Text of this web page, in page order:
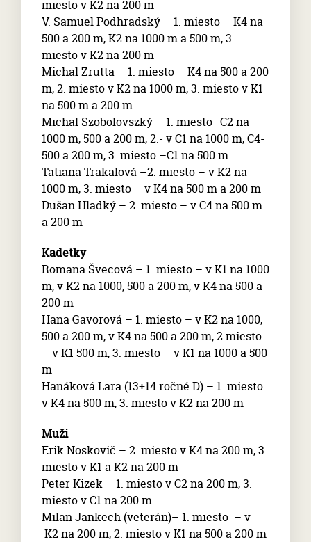
miesto v K2 na 200 m
V. Samuel Podhradský – 1. miesto – K4 na
500 a 200 m, K2 na 1000 m a 500 m, 3.
miesto v K2 na 200 m
Michal Zrutta – 1. miesto – K4 na 500 a 200
m, 2. miesto v K2 na 1000 m, 3. miesto v K1
na 500 m a 200 m
Michal Szobolovszký – 1. miesto–C2 na
1000 m, 500 a 200 m, 2.- v C1 na 1000 m, C4-
500 a 200 m, 3. miesto –C1 na 500 m
Tatiana Trakalová –2. miesto – v K2 na
1000 m, 3. miesto – v K4 na 500 m a 200 m
Dušan Hladký – 2. miesto – v C4 na 500 m
a 200 m
Kadetky
Romana Švecová – 1. miesto – v K1 na 1000
m, v K2 na 1000, 500 a 200 m, v K4 na 500 a
200 m
Hana Gavorová – 1. miesto – v K2 na 1000,
500 a 200 m, v K4 na 500 a 200 m, 2.miesto
– v K1 500 m, 3. miesto – v K1 na 1000 a 500
m
Hanáková Lara (13+14 ročné D) – 1. miesto
v K4 na 500 m, 3. miesto v K2 na 200 m
Muži
Erik Noskovič – 2. miesto v K4 na 200 m, 3.
miesto v K1 a K2 na 200 m
Peter Kizek – 1. miesto v C2 na 200 m, 3.
miesto v C1 na 200 m
Milan Jankech (veterán)– 1. miesto – v
K2 na 200 m, 2. miesto v K1 na 500 a 200 m